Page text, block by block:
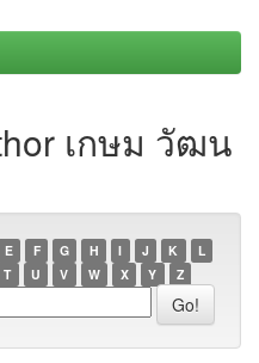
เกษม วัฒน
E F G H I J K
L
T U V W X Y Z